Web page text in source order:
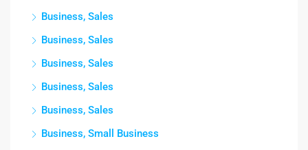
Business, Sales
Business, Sales
Business, Sales
Business, Sales
Business, Sales
Business, Small Business